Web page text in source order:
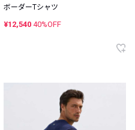
ボーダーTシャツ
¥12,540 40%OFF